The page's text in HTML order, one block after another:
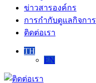
ข่าวสารองค์กร
การกำกับดูแลกิจการ
ติดต่อเรา
TH
EN
ติดต่อ